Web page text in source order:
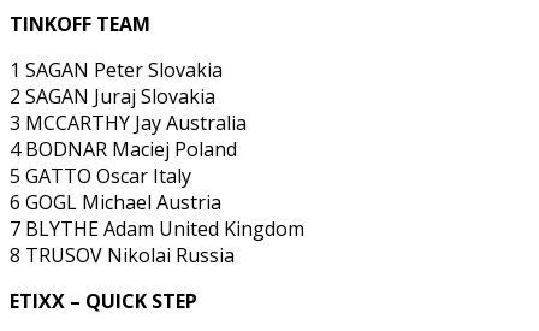
TINKOFF TEAM
1 SAGAN Peter Slovakia
2 SAGAN Juraj Slovakia
3 MCCARTHY Jay Australia
4 BODNAR Maciej Poland
5 GATTO Oscar Italy
6 GOGL Michael Austria
7 BLYTHE Adam United Kingdom
8 TRUSOV Nikolai Russia
ETIXX – QUICK STEP